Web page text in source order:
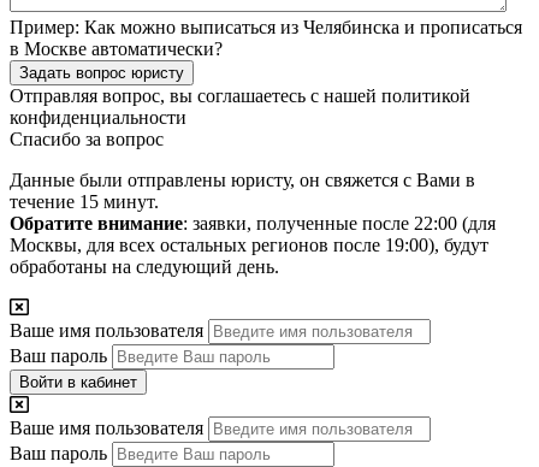
Пример: Как можно выписаться из Челябинска и прописаться
в Москве автоматически?
Задать вопрос юристу
Отправляя вопрос, вы соглашаетесь с нашей политикой
конфиденциальности
Спасибо за вопрос
Данные были отправлены юристу, он свяжется с Вами в
течение 15 минут.
Обратите внимание: заявки, полученные после 22:00 (для
Москвы, для всех остальных регионов после 19:00), будут
обработаны на следующий день.
Ваше имя пользователя
Ваш пароль
Войти в кабинет
Ваше имя пользователя
Ваш пароль